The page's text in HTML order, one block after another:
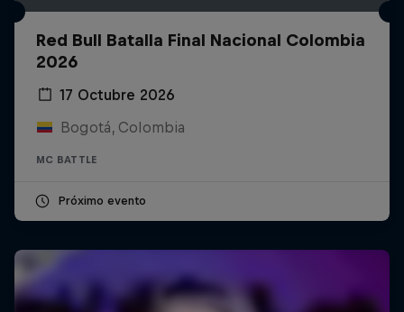
Red Bull Batalla Final Nacional Colombia
2026
17 Octubre 2026
Bogotá, Colombia
MC BATTLE
Próximo evento